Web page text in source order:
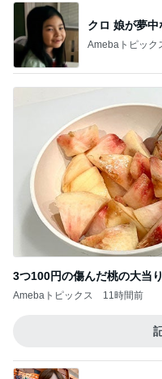
クロ 娘が夢
Amebaトピック
3つ100円の傷んだ桃の大当り
Amebaトピックス 11時間前